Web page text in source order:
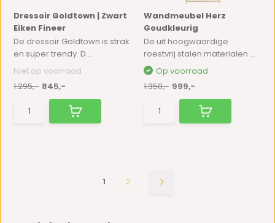
Dressoir Goldtown | Zwart
Eiken Fineer
De dressoir Goldtown is strak
en super trendy. D...
Niet op voorraad
1.295,- 845,-
Wandmeubel Herz
Goudkleurig
De uit hoogwaardige
roestvrij stalen materialen ...
Op voorraad
1.350,- 999,-
1 2